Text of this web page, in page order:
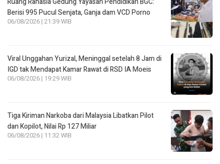
Berisi 995 Pucul Senjata, Ganja dam VCD Porno
06/08/2026 | 21:39 WIB
Viral Unggahan Yurizal, Meninggal setelah 8 Jam di
IGD tak Mendapat Kamar Rawat di RSD IA Moeis
06/08/2026 | 19:29 WIB
Tiga Kiriman Narkoba dari Malaysia Libatkan Pilot
dan Kopilot, Nilai Rp 127 Miliar
06/08/2026 | 11:32 WIB